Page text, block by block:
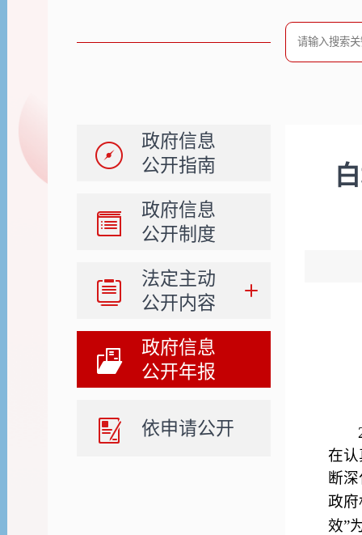
政府信息
公开指南
政府信息
公开制度
法定主动
公开内容
政府信息
公开年报
依申请公开
在认
断
政
效”